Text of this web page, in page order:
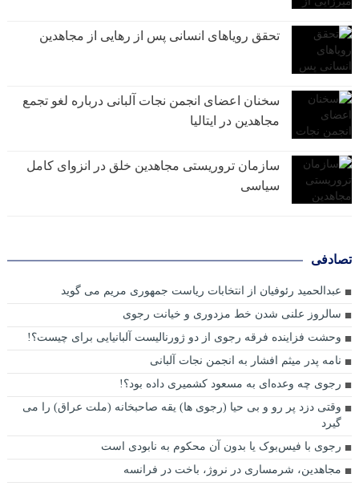
تحقق رویاهای انسانی پس از رهایی از مجاهدین
سخنان اعضای انجمن نجات آلبانی درباره لغو تجمع
مجاهدین در ایتالیا
سازمان تروریستی مجاهدین خلق در انزوای کامل
سیاسی
تصادفی
عبدالحمید رئوفیان از انتخابات ریاست جمهوری مریم می گوید
سالروز علنی شدن خط مزدوری و خیانت رجوی
وحشت فزاینده فرقه رجوی از دو ژورنالیست آلبانیایی برای چیست؟!
نامه پدر میثم افشار به انجمن نجات آلبانی
رجوی چه وعده‌ای به مسعود کشمیری داده بود؟!
وقتی دزد پر رو و بی حیا (رجوی ها) یقه صاحبخانه (ملت عراق) را می
گیرد
رجوی با فیس‌بوک یا بدون آن محکوم به نابودی است
مجاهدین، شرم‎ساری در نروژ، باخت در فرانسه